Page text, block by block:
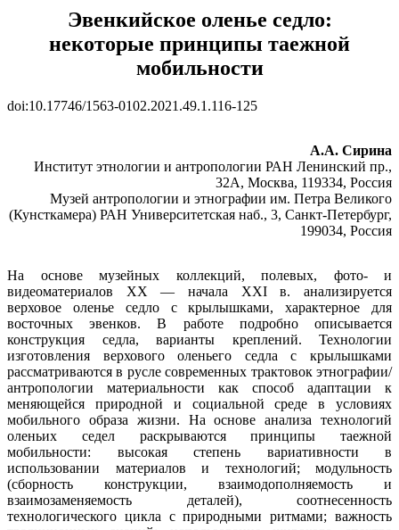
Эвенкийское оленье седло:
некоторые принципы таежной
мобильности
doi:10.17746/1563-0102.2021.49.1.116-125
А.А. Сирина
Институт этнологии и антропологии РАН Ленинский пр.,
32А, Москва, 119334, Россия
Музей антропологии и этнографии им. Петра Великого
(Кунсткамера) РАН Университетская наб., 3, Санкт-Петербург,
199034, Россия
На основе музейных коллекций, полевых, фото- и
видеоматериалов XX — начала XXI в. анализируется
верховое оленье седло с крылышками, характерное для
восточных эвенков. В работе подробно описывается
конструкция седла, варианты креплений. Технологии
изготовления верхового оленьего седла с крылышками
рассматриваются в русле современных трактовок этнографии/
антропологии материальности как способ адаптации к
меняющейся природной и социальной среде в условиях
мобильного образа жизни. На основе анализа технологий
оленьих седел раскрываются принципы таежной
мобильности: высокая степень вариативности в
использовании материалов и технологий; модульность
(сборность конструкции, взаимодополняемость и
взаимозаменяемость деталей), соотнесенность
технологического цикла с природными ритмами; важность